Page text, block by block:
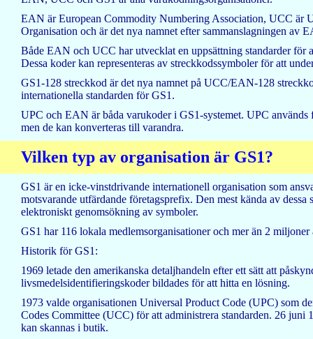
EAN är European Commodity Numbering Association, UCC är
Organisation och är det nya namnet efter sammanslagningen av
Både EAN och UCC har utvecklat en uppsättning standarder för
Dessa koder kan representeras av streckkodssymboler för att
GS1-128 streckkod är det nya namnet på UCC/EAN-128
internationella standarden för GS1.
UPC och EAN är båda varukoder i GS1-systemet. UPC
men de kan konverteras till varandra.
Vilken typ av organisation är GS1?
GS1 är en icke-vinstdrivande internationell organisation som
motsvarande utfärdande företagsprefix. Den mest kända av
elektroniskt genomsökning av symboler.
GS1 har 116 lokala medlemsorganisationer och mer än 2
Historik för GS1:
1969 letade den amerikanska detaljhandeln efter ett sätt att
livsmedelsidentifieringskoder bildades för att hitta en lösning.
1973 valde organisationen Universal Product Code (UPC) som
Codes Committee (UCC) för att administrera standarden. 26
kan skannas i butik.